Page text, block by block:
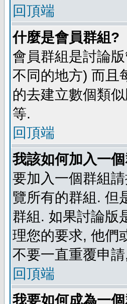
回頂端
什麼是會員群組?
會員群組是討論
不同的地方) 而且
的去建立數個類
等.
回頂端
我該如何加入一
要加入一個群組
覽所有的群組. 但
群組. 如果討論版
理您的要求, 他們
不要一直重覆申
回頂端
我要如何成為一